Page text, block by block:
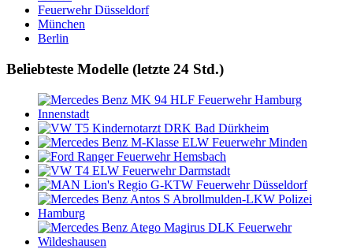
Feuerwehr Düsseldorf
München
Berlin
Beliebteste Modelle (letzte 24 Std.)